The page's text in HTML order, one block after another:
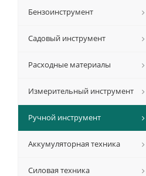
Бензоинструмент
Садовый инструмент
Расходные материалы
Измерительный инструмент
Ручной инструмент
Аккумуляторная техника
Силовая техника